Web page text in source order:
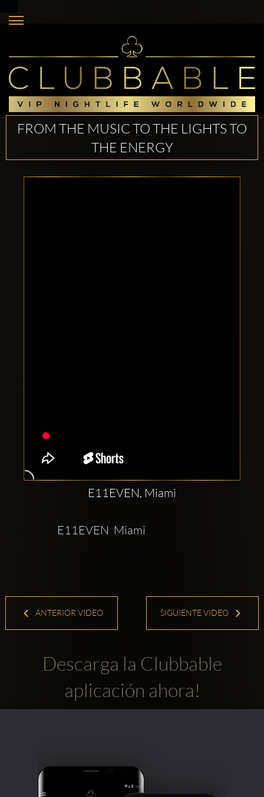
FROM THE MUSIC TO THE LIGHTS TO
THE ENERGY
E11EVEN, Miami
E11EVEN  Miami
ANTERIOR VIDEO SIGUIENTE VIDEO
Descarga la Clubbable
aplicación ahora!